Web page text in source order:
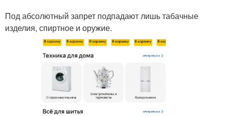
Под абсолютный запрет подпадают лишь табачные
изделия, спиртное и оружие.